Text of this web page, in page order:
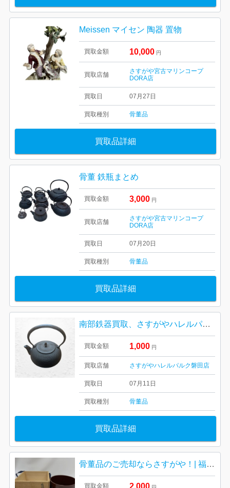
Meissen マイセン 陶器 置物
買取金額 10,000 円
買取店舗
さすがや宮古マリンコープ
DORA店
買取日 07月27日
買取種別 骨董品
買取品詳細
骨董 鉄瓶まとめ
買取金額 3,000 円
買取店舗
さすがや宮古マリンコープ
DORA店
買取日 07月20日
買取種別 骨董品
買取品詳細
南部鉄器買取、さすがやハレルパルク磐田店
買取金額 1,000 円
買取店舗 さすがやハレルパルク磐田店
買取日 07月11日
買取種別 骨董品
買取品詳細
骨董品のご売却ならさすがや！| 福生市南田園| 茶道具 桶型建水
買取金額